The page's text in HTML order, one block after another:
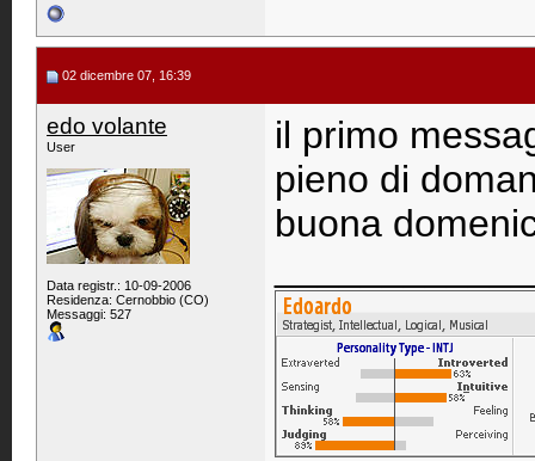
02 dicembre 07, 16:39
edo volante
User
Data registr.: 10-09-2006
Residenza: Cernobbio (CO)
Messaggi: 527
il primo
pieno di
buona